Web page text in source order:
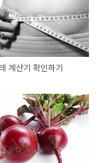
계산기 확인하기